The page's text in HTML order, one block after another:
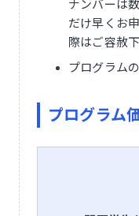
ナンバーは
だけ早くお
際はご容赦下
プログラム
プログラム